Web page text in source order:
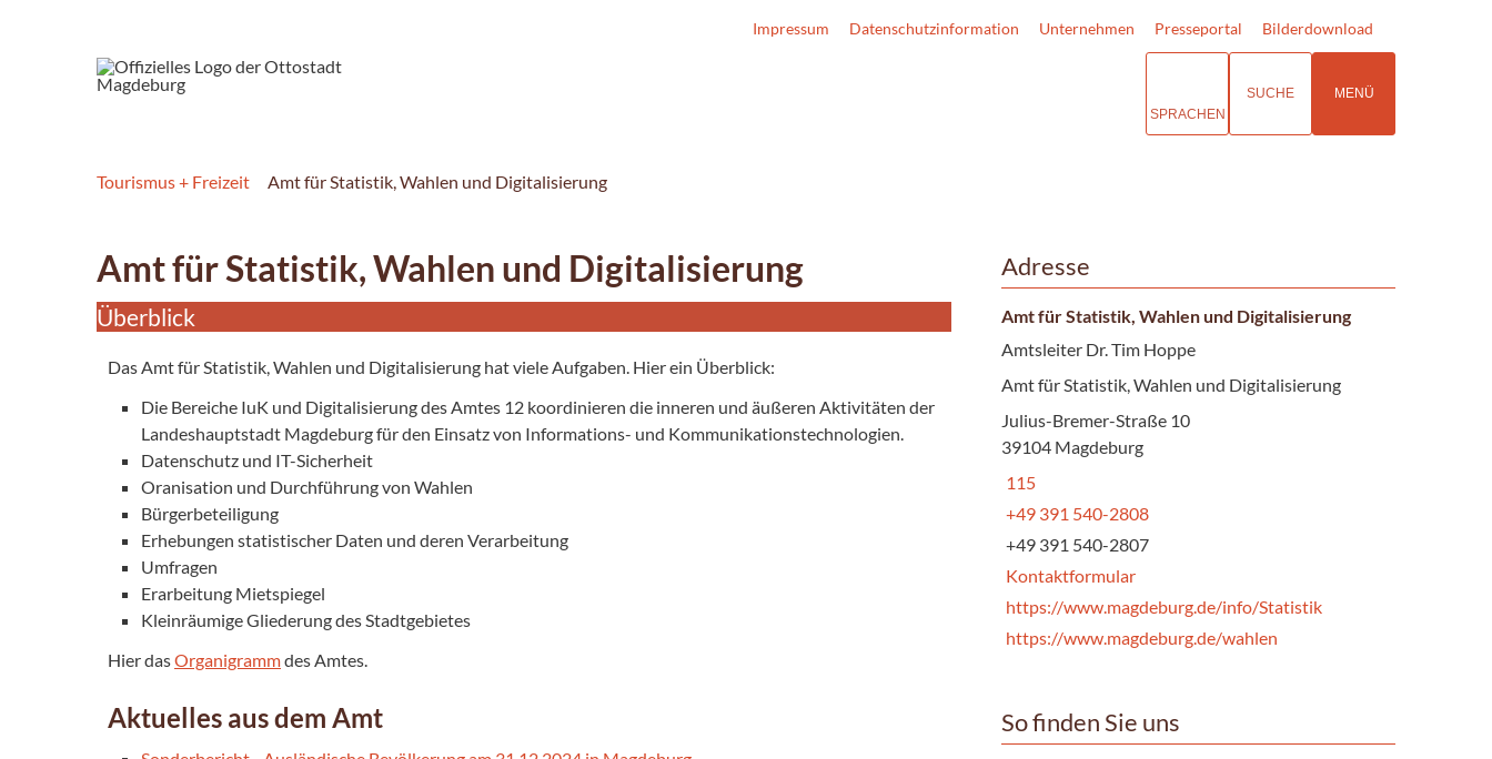
Impressum Datenschutzinformation Unternehmen Presseportal Bilderdownload
SPRACHEN
SUCHE MENÜ
Tourismus + Freizeit Amt für Statistik, Wahlen und Digitalisierung
Amt für Statistik, Wahlen und Digitalisierung
Überblick
Das Amt für Statistik, Wahlen und Digitalisierung hat viele Aufgaben. Hier ein Überblick:
Die Bereiche IuK und Digitalisierung des Amtes 12 koordinieren die inneren und äußeren Aktivitäten der
Landeshauptstadt Magdeburg für den Einsatz von Informations- und Kommunikationstechnologien.
Datenschutz und IT-Sicherheit
Oranisation und Durchführung von Wahlen
Bürgerbeteiligung
Erhebungen statistischer Daten und deren Verarbeitung
Umfragen
Erarbeitung Mietspiegel
Kleinräumige Gliederung des Stadtgebietes
Hier dasOrganigrammdes Amtes.
Aktuelles aus dem Amt
Adresse
Amt für Statistik, Wahlen und Digitalisierung
Amtsleiter Dr. Tim Hoppe
Amt für Statistik, Wahlen und Digitalisierung
Julius-Bremer-Straße 10
39104 Magdeburg
115
+49 391 540-2808
+49 391 540-2807
Kontaktformular
https://www.magdeburg.de/info/Statistik
https://www.magdeburg.de/wahlen
So finden Sie uns